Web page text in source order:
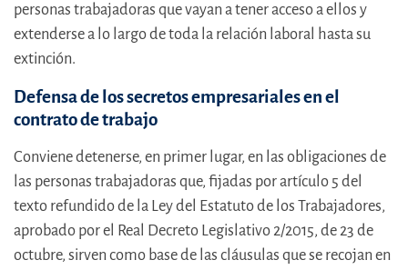
personas trabajadoras que vayan a tener acceso a ellos y
extenderse a lo largo de toda la relación laboral hasta su
extinción.
Defensa de los secretos empresariales en el
contrato de trabajo
Conviene detenerse, en primer lugar, en las obligaciones de
las personas trabajadoras que, fijadas por artículo 5 del
texto refundido de la Ley del Estatuto de los Trabajadores,
aprobado por el Real Decreto Legislativo 2/2015, de 23 de
octubre, sirven como base de las cláusulas que se recojan en